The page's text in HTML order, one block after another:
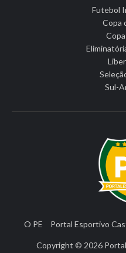
Futebol
Copa
Sul-
O PE Portal Esportivo
Copyright © 2026